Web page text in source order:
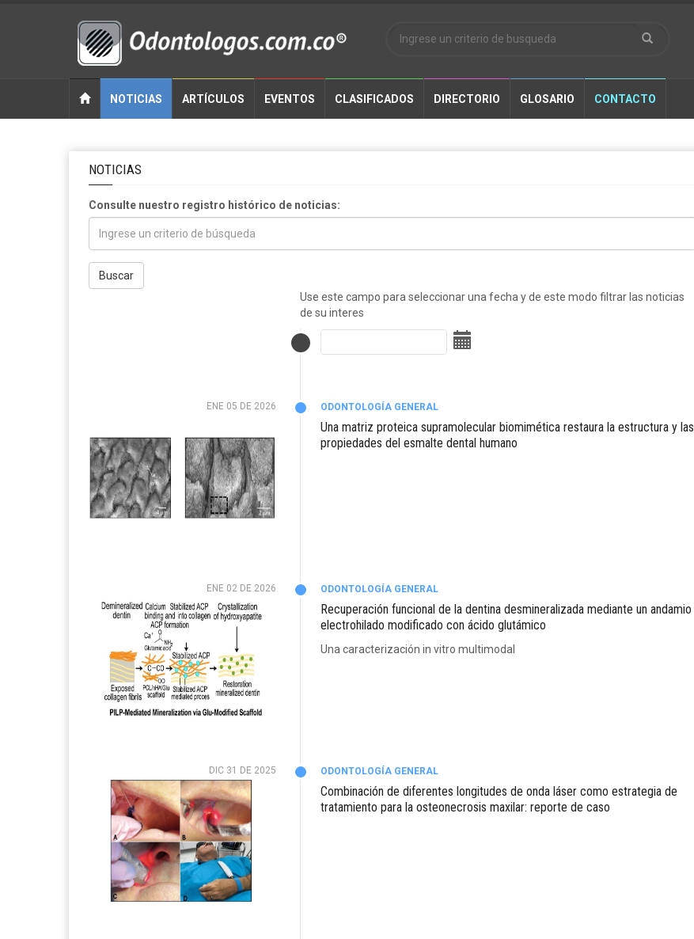
NOTICIAS ARTÍCULOS EVENTOS CLASIFICADOS DIRECTORIO GLOSARIO CONTACTO
NOTICIAS
Consulte nuestro registro histórico de noticias:
Buscar
Use este campo para seleccionar una fecha y de este modo filtrar las noticias
de su interes
ENE 05 DE 2026 ODONTOLOGÍA GENERAL
Una matriz proteica supramolecular biomimética restaura la estructura y las
propiedades del esmalte dental humano
ENE 02 DE 2026 ODONTOLOGÍA GENERAL
Recuperación funcional de la dentina desmineralizada mediante un andamio
electrohilado modificado con ácido glutámico
Una caracterización in vitro multimodal
DIC 31 DE 2025 ODONTOLOGÍA GENERAL
Combinación de diferentes longitudes de onda láser como estrategia de
tratamiento para la osteonecrosis maxilar: reporte de caso